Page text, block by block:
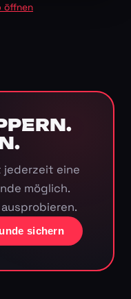
öffnen
jederzeit eine
möglich.
sichern